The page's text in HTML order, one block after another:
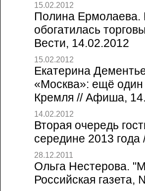
15.02.2012
Полина Ермолаева.
обогатилась
Вести, 14.02.2012
15.02.2012
Екатерина
«Москва»: ещё один
Кремля // Афиша,
14.02.2012
Вторая очередь
середине 2013
28.12.2011
Ольга Нестерова.
Российская